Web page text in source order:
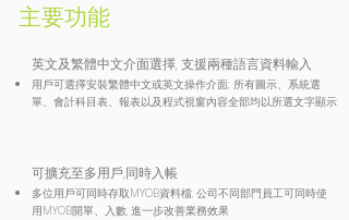
主要功能
英文及繁體中文介面選擇, 支援兩種語言資料輸入
用戶可選擇安裝繁體中文或英文操作介面; 所有圖示、系統選
單、會計科目表、報表以及程式視窗內容全部均以所選文字顯示
可擴充至多用戶,同時入帳
多位用戶可同時存取MYOB資料檔, 公司不同部門員工可同時使
用MYOB開單、入數, 進一步改善業務效果